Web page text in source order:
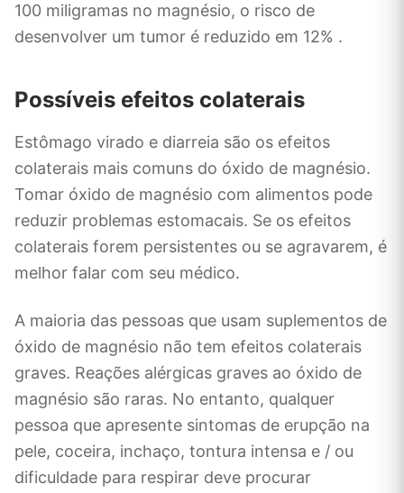
100 miligramas no magnésio, o risco de
desenvolver um tumor é reduzido em 12% .
Possíveis efeitos colaterais
Estômago virado e diarreia são os efeitos
colaterais mais comuns do óxido de magnésio.
Tomar óxido de magnésio com alimentos pode
reduzir problemas estomacais. Se os efeitos
colaterais forem persistentes ou se agravarem, é
melhor falar com seu médico.
A maioria das pessoas que usam suplementos de
óxido de magnésio não tem efeitos colaterais
graves. Reações alérgicas graves ao óxido de
magnésio são raras. No entanto, qualquer
pessoa que apresente sintomas de erupção na
pele, coceira, inchaço, tontura intensa e / ou
dificuldade para respirar deve procurar